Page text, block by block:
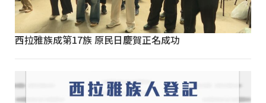
西拉雅族成第17族 原民日慶賀正名成功